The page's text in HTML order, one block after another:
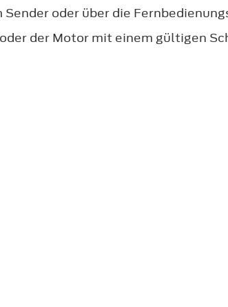
oder über die
der Motor mit einem gültigen